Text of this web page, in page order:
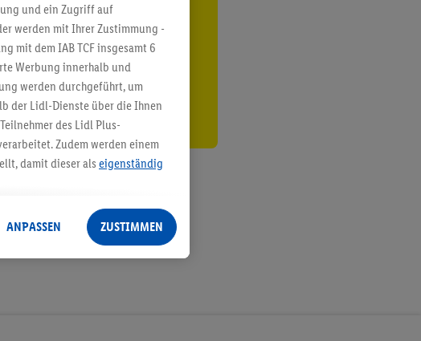
sparen³²ᵃ
anmelden
und ein Zugriff auf
werden mit Ihrer Zustimmung -
mit dem IAB TCF insgesamt 6
Werbung innerhalb und
werden durchgeführt, um
der Lidl-Dienste über die Ihnen
des Lidl Plus-
Zudem werden einem
damit dieser als eigenständig
Nutzung der Lidl-Dienste, Ihr
Geschlecht - sowie Ihre
dem Speichern von
ANPASSEN ZUSTIMMEN